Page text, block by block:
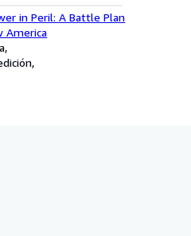
in Peril: A Battle Plan
America